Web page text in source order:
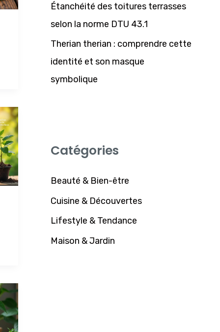
Étanchéité des toitures terrasses
selon la norme DTU 43.1
Therian therian : comprendre cette
identité et son masque
symbolique
Catégories
Beauté & Bien-être
Cuisine & Découvertes
Lifestyle & Tendance
Maison & Jardin